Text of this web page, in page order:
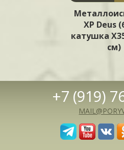
XP Deus
катушка
см)
+7 (919)